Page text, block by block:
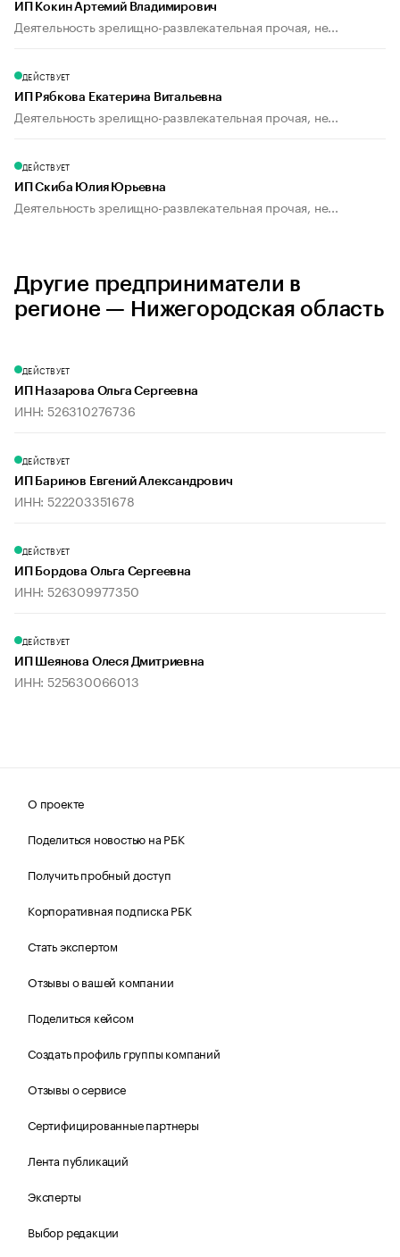
ИП Кокин Артемий Владимирович
Деятельность зрелищно-развлекательная прочая, не...
ДЕЙСТВУЕТ
ИП Рябкова Екатерина Витальевна
Деятельность зрелищно-развлекательная прочая, не...
ДЕЙСТВУЕТ
ИП Скиба Юлия Юрьевна
Деятельность зрелищно-развлекательная прочая, не...
Другие предприниматели в
регионе — Нижегородская область
ДЕЙСТВУЕТ
ИП Назарова Ольга Сергеевна
ИНН: 526310276736
ДЕЙСТВУЕТ
ИП Баринов Евгений Александрович
ИНН: 522203351678
ДЕЙСТВУЕТ
ИП Бордова Ольга Сергеевна
ИНН: 526309977350
ДЕЙСТВУЕТ
ИП Шеянова Олеся Дмитриевна
ИНН: 525630066013
О проекте
Поделиться новостью на РБК
Получить пробный доступ
Корпоративная подписка РБК
Стать экспертом
Отзывы о вашей компании
Поделиться кейсом
Создать профиль группы компаний
Отзывы о сервисе
Сертифицированные партнеры
Лента публикаций
Эксперты
Выбор редакции